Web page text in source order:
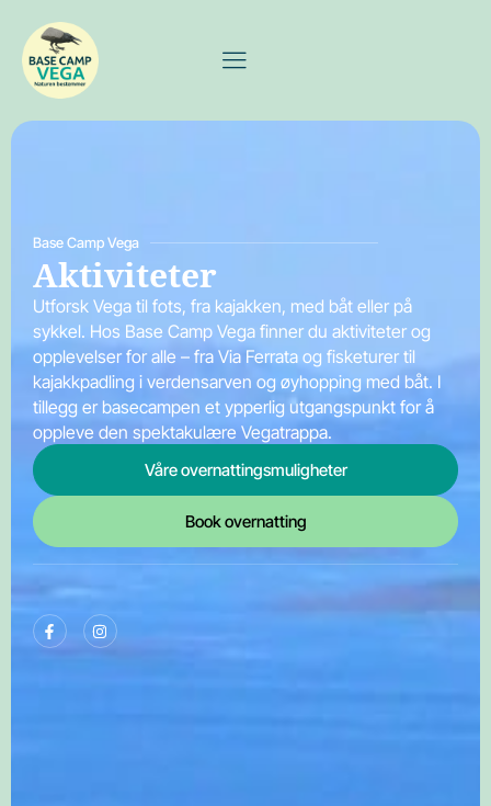
Base Camp Vega
Aktiviteter
Utforsk Vega til fots, fra kajakken, med båt eller på
sykkel. Hos Base Camp Vega finner du aktiviteter og
opplevelser for alle – fra Via Ferrata og fisketurer til
kajakkpadling i verdensarven og øyhopping med båt. I
tillegg er basecampen et ypperlig utgangspunkt for å
oppleve den spektakulære Vegatrappa.
Våre overnattingsmuligheter
Book overnatting